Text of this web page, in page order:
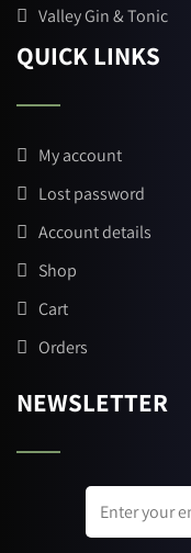
Valley Gin & Tonic
QUICK LINKS
My account
Lost password
Account details
Shop
Cart
Orders
NEWSLETTER